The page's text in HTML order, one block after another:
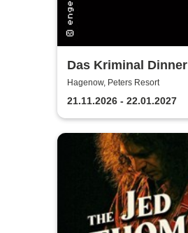
Das Kriminal
letzte Joint der
Hagenow, Peters Resort
21.11.2026 - 22.01.2027